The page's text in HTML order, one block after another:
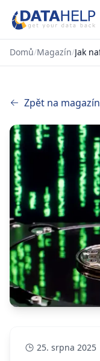
Domů/Magazín/
Zpět na magazín
25. srpna 2025